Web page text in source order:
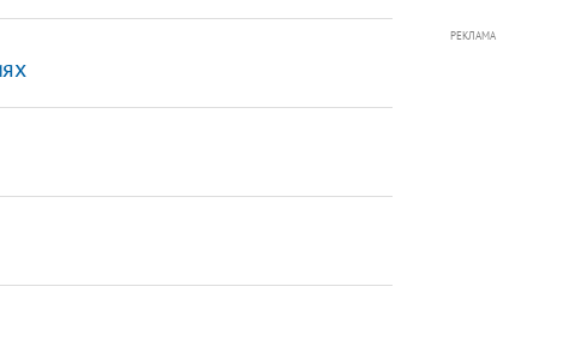
РЕКЛАМА